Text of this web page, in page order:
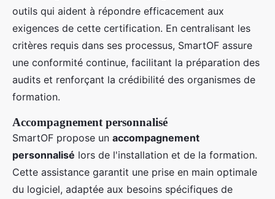
outils qui aident à répondre efficacement aux
exigences de cette certification. En centralisant les
critères requis dans ses processus, SmartOF assure
une conformité continue, facilitant la préparation des
audits et renforçant la crédibilité des organismes de
formation.
Accompagnement personnalisé
SmartOF propose un accompagnement
personnalisé lors de l'installation et de la formation.
Cette assistance garantit une prise en main optimale
du logiciel, adaptée aux besoins spécifiques de